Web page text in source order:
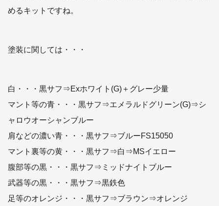
めるキットですね。
塗装に関しては・・・
白・・・黒サフ⇒Exホワイト(G)＋グレー少量
マント等の青・・・黒サフ⇒エメラルドグリーン(G)⇒シ
ャロウオーシャンブルー
肩などの濃い青・・・黒サフ⇒ブルーFS15050
マント裏等の黄・・・黒サフ⇒白⇒MSイエロー
腹部等の黒・・・黒サフ⇒ミッドナイトブルー
武器等の黒・・・黒サフ⇒黒鉄色
足等のオレンジ・・・黒サフ⇒ブラウン⇒オレンジ